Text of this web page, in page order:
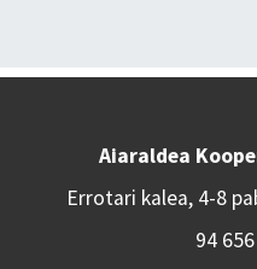
Aiaraldea
Errotari kalea, 4-8
94